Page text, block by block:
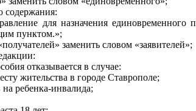
содержания:
для назначения единовременного
пунктом.»;
заменить словом «заявителей»;
отказывается в случае:
жительства в городе Ставрополе;
ребенка-инвалида;